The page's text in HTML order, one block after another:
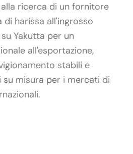
alla ricerca di un fornitore
harissa all'ingrosso
Yakutta per un
all'esportazione,
stabili e
misura per i mercati di